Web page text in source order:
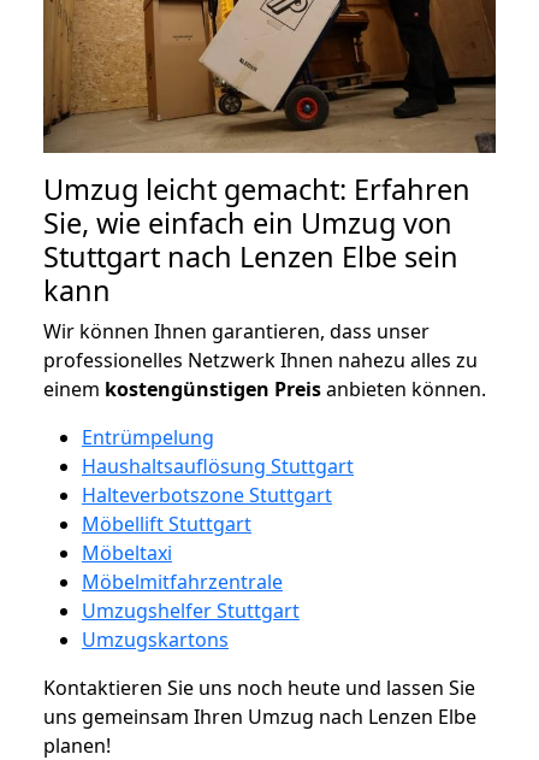
Umzug leicht gemacht: Erfahren
Sie, wie einfach ein Umzug von
Stuttgart nach Lenzen Elbe sein
kann
Wir können Ihnen garantieren, dass unser
professionelles Netzwerk Ihnen nahezu alles zu
einem kostengünstigen Preisanbieten können.
Entrümpelung
Haushaltsauflösung Stuttgart
Halteverbotszone Stuttgart
Möbellift Stuttgart
Möbeltaxi
Möbelmitfahrzentrale
Umzugshelfer Stuttgart
Umzugskartons
Kontaktieren Sie uns noch heute und lassen Sie
uns gemeinsam Ihren Umzug nach Lenzen Elbe
planen!